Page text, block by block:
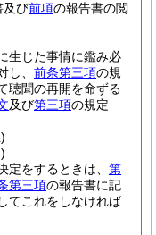
及び前項の報告書の閲
生じた事情に鑑み必
、 前条第三項の規
聴聞の再開を命ずる
及び第三項の規定
定をするときは、 第
第三項の報告書に記
てこれをしなければ